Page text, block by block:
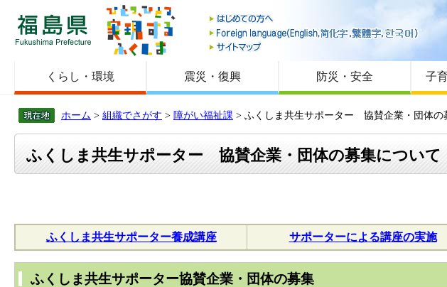
福島県
は
サイ
くらし・環境 震災・復興 防災・安全 子
ホーム > 組織でさがす > 障がい福祉課 > ふくしま共生サポーター 協賛企業・団体の
ふくしま共生サポーター 協賛企業・団体の募集について
ふくしま共生サポーター養成講座 サポーターによる講座の実施
ふくしま共生サポーター協賛企業・団体の募集